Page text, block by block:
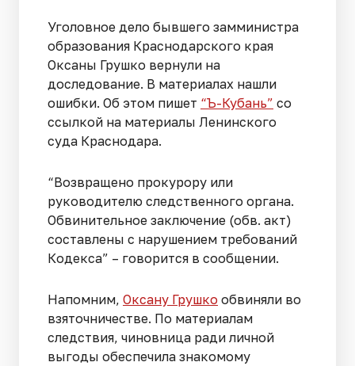
Уголовное дело бывшего замминистра
образования Краснодарского края
Оксаны Грушко вернули на
доследование. В материалах нашли
ошибки. Об этом пишет “Ъ-Кубань” со
ссылкой на материалы Ленинского
суда Краснодара.
“Возвращено прокурору или
руководителю следственного органа.
Обвинительное заключение (обв. акт)
составлены с нарушением требований
Кодекса” – говорится в сообщении.
Напомним, Оксану Грушко обвиняли во
взяточничестве. По материалам
следствия, чиновница ради личной
выгоды обеспечила знакомому